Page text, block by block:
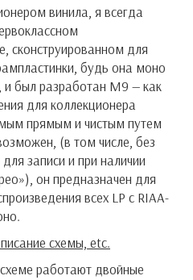
винила, я всегда
сконструированном для
будь она моно
и был разработан М9 — как
для коллекционера
прямым и чистым путем
(в том числе, без
записи и при наличии
он предназначен для
всех LP с RIAA-
схемы, etc.
работают двойные